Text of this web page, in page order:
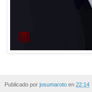
Publicado por josumaroto en 22:14